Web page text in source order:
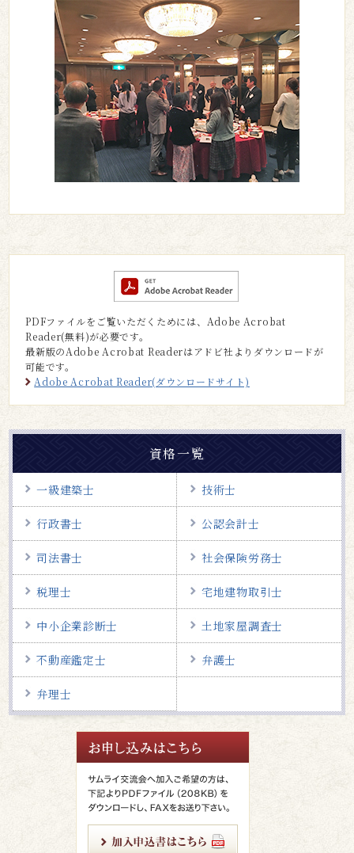
PDFファイルをご覧いただくためには、Adobe Acrobat
Reader(無料)が必要です。
最新版のAdobe Acrobat Readerはアドビ社よりダウンロードが
可能です。
Adobe Acrobat Reader(ダウンロードサイト)
資格一覧
一級建築士 技術士
行政書士 公認会計士
司法書士 社会保険労務士
税理士 宅地建物取引士
中小企業診断士 土地家屋調査士
不動産鑑定士 弁護士
弁理士